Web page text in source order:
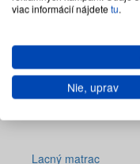
Lacný matrac
viac informácií nájdetetu.
Nie, uprav